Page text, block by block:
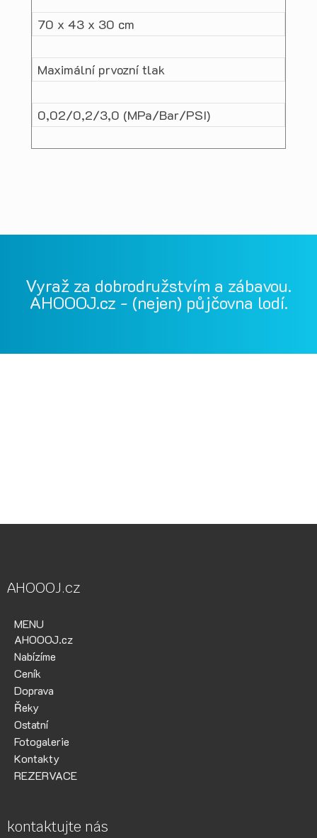
70 x 43 x 30 cm
Maximální prvozní tlak
0,02/0,2/3,0 (MPa/Bar/PSI)
Vyraž za dobrodružstvím a zábavou.
AHOOOJ.cz - (nejen) půjčovna lodí.
AHOOOJ.cz
MENU
AHOOOJ.cz
Nabízíme
Ceník
Doprava
Řeky
Ostatní
Fotogalerie
Kontakty
REZERVACE
kontaktujte nás